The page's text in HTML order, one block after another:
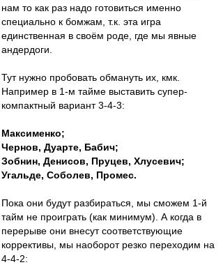
нам то как раз надо готовиться именно
специально к бомжам, т.к. эта игра
единственная в своём роде, где мы явные
андердоги.
Тут нужно пробовать обмануть их, кмк.
Например в 1-м тайме выставить супер-
компактный вариант 3-4-3:
Максименко;
Чернов, Дуарте, Бабич;
Зобнин, Денисов, Пруцев, Хлусевич;
Угальде, Соболев, Промес.
Пока они будут разбираться, мы сможем 1-й
тайм не проиграть (как минимум). А когда в
перерыве они внесут соответствующие
коррективы, мы наоборот резко переходим на
4-4-2: